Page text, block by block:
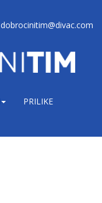
dobrocinitim@divac.com
PRILIKE